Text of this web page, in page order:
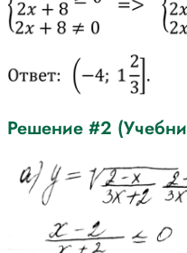
Решение #2